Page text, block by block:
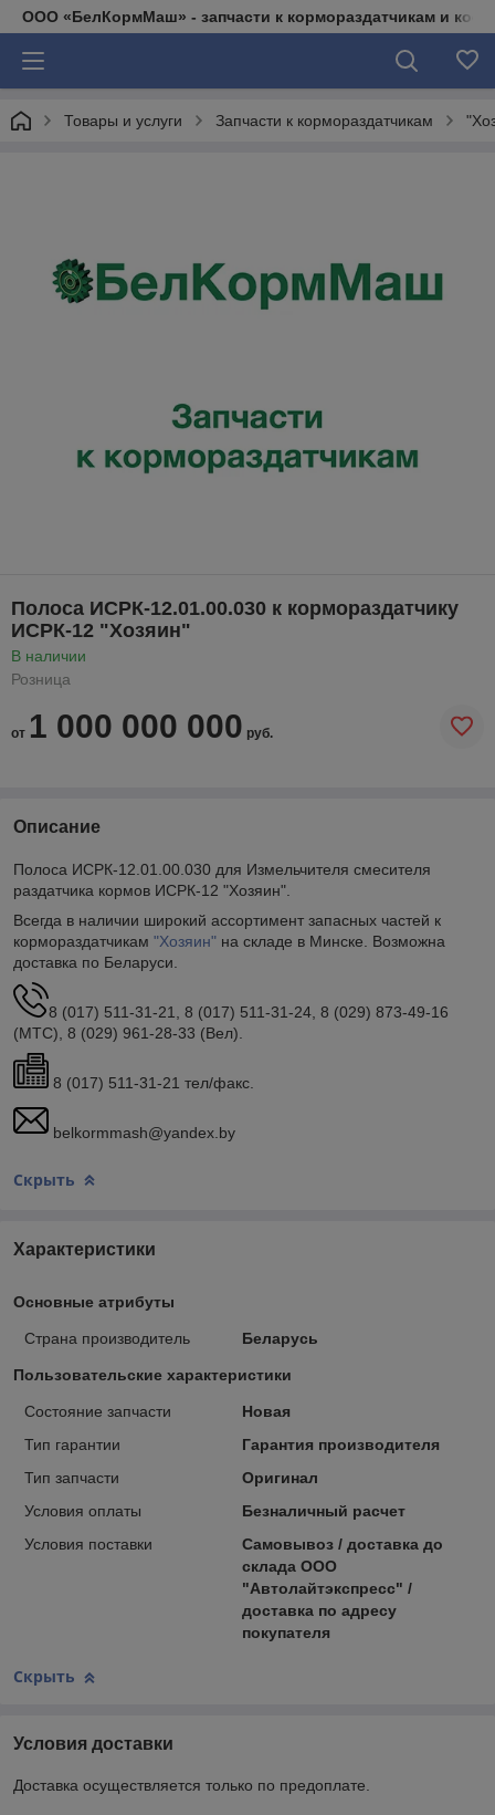
ООО «БелКормМаш» - запчасти к кормораздатчикам и
Товары и услуги Запчасти к кормораздатчикам
Полоса ИСРК-12.01.00.030 к кормораздатчику
ИСРК-12 "Хозяин"
В наличии
Розница
от 1 000 000 000 руб.
Описание
Полоса ИСРК-12.01.00.030 для Измельчителя смесителя
раздатчика кормов ИСРК-12 "Хозяин".
Всегда в наличии широкий ассортимент запасных частей к
кормораздатчикам "Хозяин" на складе в Минске. Возможна
доставка по Беларуси.
8 (017) 511-31-21, 8 (017) 511-31-24, 8 (029) 873-49-16
(МТС), 8 (029) 961-28-33 (Вел).
8 (017) 511-31-21 тел/факс.
belkormmash@yandex.by
Скрыть
Характеристики
Основные атрибуты
Страна производитель Беларусь
Пользовательские характеристики
Состояние запчасти
Новая
Тип гарантии
Гарантия производителя
Тип запчасти
Оригинал
Условия оплаты
Безналичный расчет
Условия поставки
Самовывоз / доставка до
склада ООО
"Автолайтэкспресс" /
доставка по адресу
покупателя
Скрыть
Условия доставки
Доставка осуществляется только по предоплате.